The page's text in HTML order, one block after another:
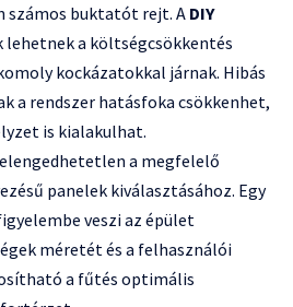
számos buktatót rejt. A DIY
lehetnek a költségcsökkentés
kockázatokkal járnak. Hibás
a rendszer hatásfoka csökkenhet,
is kialakulhat.
elengedhetetlen a megfelelő
panelek kiválasztásához. Egy
veszi az épület
méretét és a felhasználói
a fűtés optimális